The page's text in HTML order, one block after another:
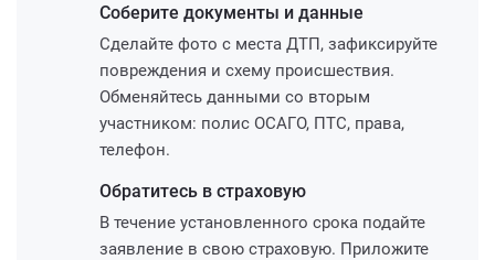
Соберите документы и данные
Сделайте фото с места ДТП, зафиксируйте
повреждения и схему происшествия.
Обменяйтесь данными со вторым
участником: полис ОСАГО, ПТС, права,
телефон.
Обратитесь в страховую
В течение установленного срока подайте
заявление в свою страховую. Приложите